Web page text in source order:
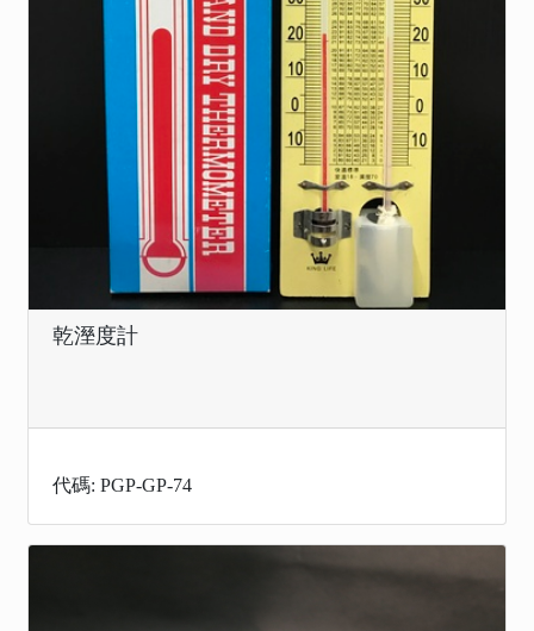
乾溼度計
代碼: PGP-GP-74